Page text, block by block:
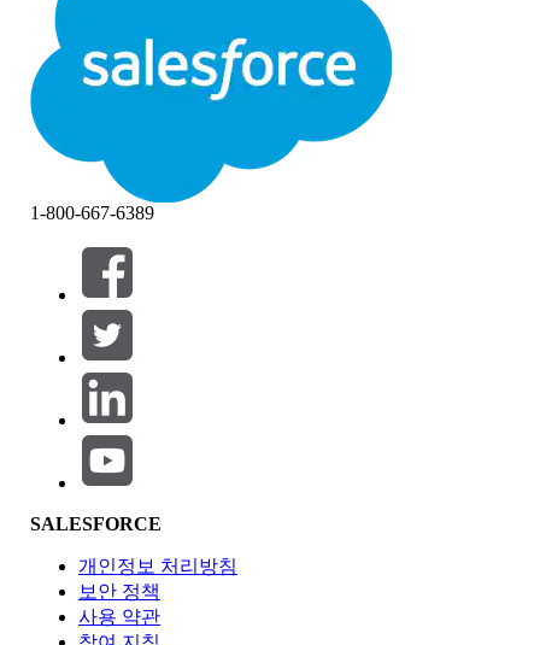
필터 (0)
필터 선택
제품 영역
기능 영향
1-800-667-6389
SALESFORCE
개인정보 처리방침
보안 정책
사용 약관